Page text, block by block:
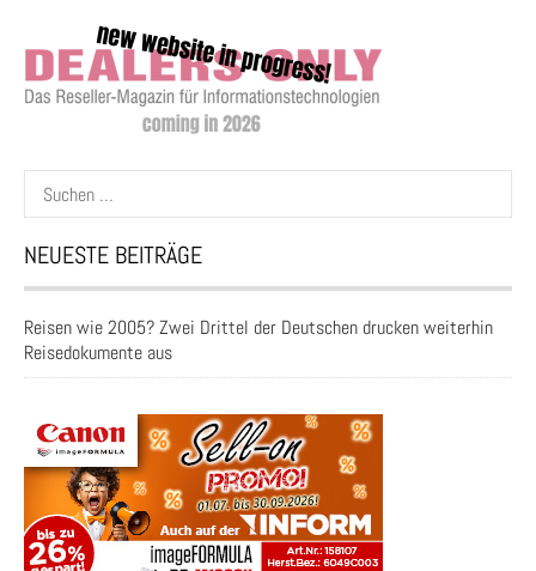
Suchen
nach:
NEUESTE BEITRÄGE
Reisen wie 2005? Zwei Drittel der Deutschen drucken weiterhin
Reisedokumente aus